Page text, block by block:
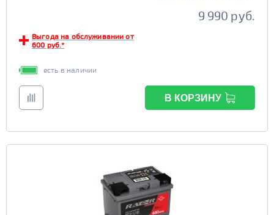
9 990 руб.
Выгода на обслуживании от
600 руб.*
есть в наличии
В КОРЗИНУ